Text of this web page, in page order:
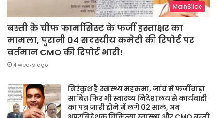
MainSlide
बस्ती के चीफ फार्मासिस्ट के फर्जी हस्ताक्षर का
मामला, पुरानी 04 सदस्यीय कमेटी की रिपोर्ट पर
वर्तमान CMO की रिपोर्ट भारी!
4 weeks ago
निरंकुश है स्वास्थ्य महकमा, जांच में फर्जीवाड़ा
साबित फिर भी स्वास्थ्य निदेशालय से कार्यवाही
का पत्र जारी होने में लगे 02 साल, अब